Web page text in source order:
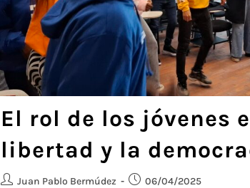
El rol de los jóvenes
libertad y la
Juan Pablo Bermúdez 06/04/2025